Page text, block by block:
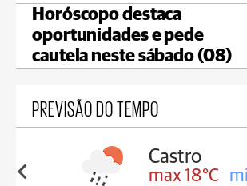
Horóscopo destaca
oportunidades e pede
cautela neste sábado (08)
PREVISÃO DO TEMPO
18°C
Carambeí
max 18°C